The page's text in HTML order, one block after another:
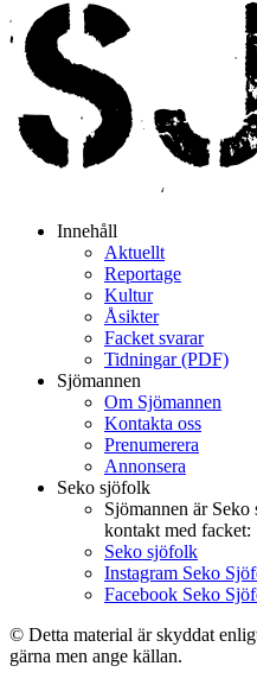
Innehåll
Aktuellt
Reportage
Kultur
Åsikter
Facket svarar
Tidningar (PDF)
Sjömannen
Om Sjömannen
Kontakta oss
Prenumerera
Annonsera
Seko sjöfolk
Sjömannen är
kontakt med facket:
Seko sjöfolk
Instagram Seko
Facebook Seko
© Detta material är skyddat
gärna men ange källan.